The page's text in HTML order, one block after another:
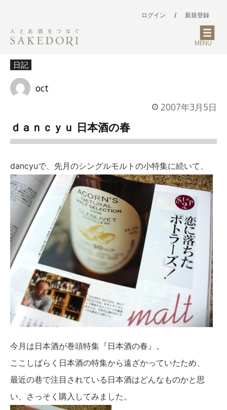
ログイン / 新規登録
MENU
日記
oct
2007年3月5日
ｄａｎｃｙｕ 日本酒の春
dancyuで、先月のシングルモルトの小特集に続いて、
今月は日本酒が巻頭特集『日本酒の春』。
ここしばらく日本酒の特集から遠ざかっていたため、
最近の巷で注目されている日本酒はどんなものかと思
い、さっそく購入してみました。